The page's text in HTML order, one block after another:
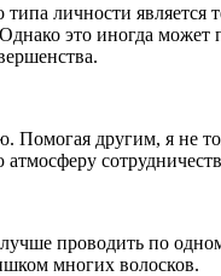
личности
это иногда
Помогая другим, я не
проводить по
многих волосков.